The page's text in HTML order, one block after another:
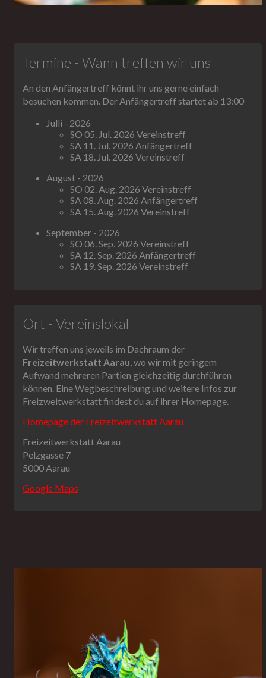
Termine - Wann treffen wir uns
An den Anfängertreff könnt ihr uns gerne einfach
besuchen kommen. Der Anfängertreff startet ab 13:00
Julli - 2026
SO 05. Jul. 2026 Vereinstreff
SA 11. Jul. 2026 Anfängertreff
SA 18. Jul. 2026 Vereinstreff
August - 2026
SO 02. Aug. 2026 Vereinstreff
SA 08. Aug. 2026 Anfängertreff
SA 15. Aug. 2026 Vereinstreff
September - 2026
SO 06. Sep. 2026 Vereinstreff
SA 12. Sep. 2026 Anfängertreff
SA 19. Sep. 2026 Vereinstreff
Ort - Vereinslokal
Wir treffen uns jeweils im Dachraum der
Freizeitwerkstatt Aarau, wo wir mit geringem
Aufwand mehreren Partien gleichzeitig durchführen
können. Eine Wegbeschreibung und weitere Infos zur
Freizweitwerkstatt findest du auf ihrer Homepage.
Homepage der Freizeitwerkstatt Aarau
Freizeitwerkstatt Aarau
Pelzgasse 7
5000 Aarau
Google Maps